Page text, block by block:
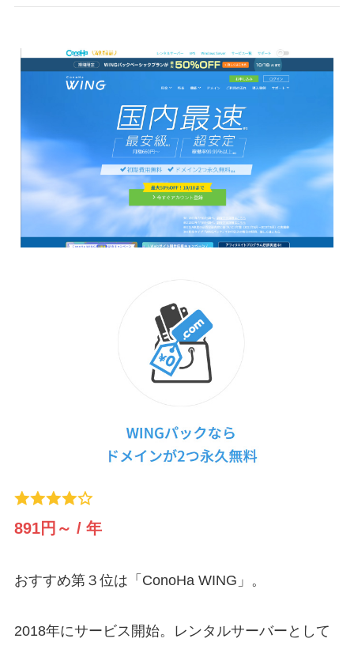
891円～ / 年
おすすめ第３位は「ConoHa WING」。
2018年にサービス開始。レンタルサーバーとして